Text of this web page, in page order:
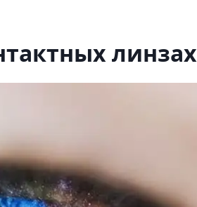
линзах